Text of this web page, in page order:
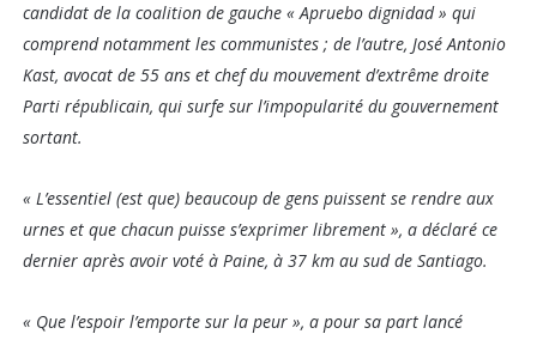
candidat de la coalition de gauche « Apruebo dignidad » qui
comprend notamment les communistes ; de l’autre, José Antonio
Kast, avocat de 55 ans et chef du mouvement d’extrême droite
Parti républicain, qui surfe sur l’impopularité du gouvernement
sortant.
« L’essentiel (est que) beaucoup de gens puissent se rendre aux
urnes et que chacun puisse s’exprimer librement », a déclaré ce
dernier après avoir voté à Paine, à 37 km au sud de Santiago.
« Que l’espoir l’emporte sur la peur », a pour sa part lancé